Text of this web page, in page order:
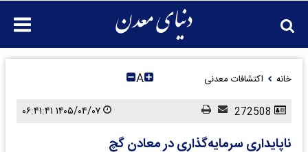
خانه اکتشافات معدنی A
ناپایداری سرمایه‌گذاری در معادن گچ